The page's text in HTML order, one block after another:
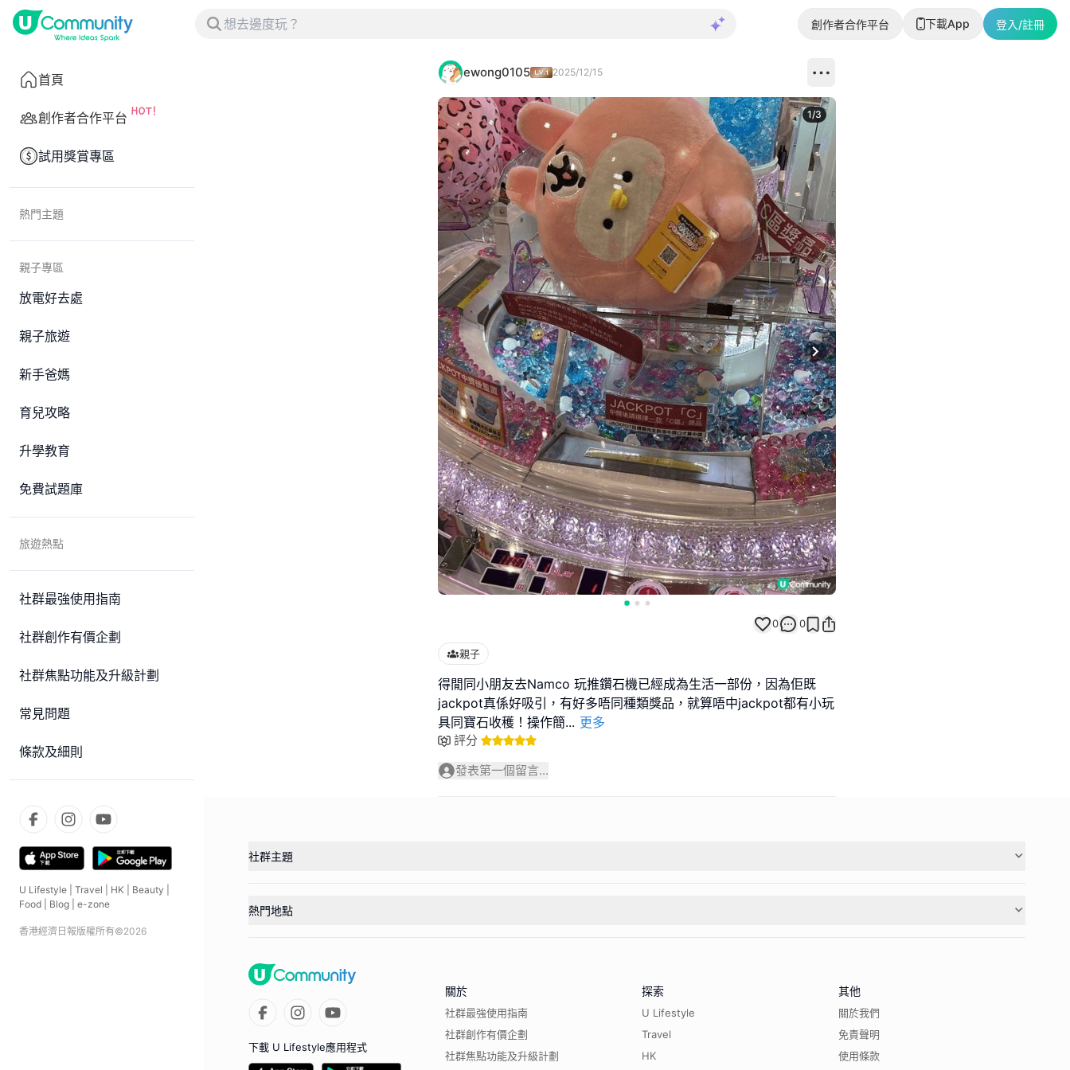
創作者合作平台 下載App 登入/註冊
首頁
創作者合作平台
試用獎賞專區
熱門主題
親子專區
放電好去處
親子旅遊
新手爸媽
育兒攻略
升學教育
免費試題庫
旅遊熱點
社群最強使用指南
社群創作有價企劃
社群焦點功能及升級計劃
常見問題
條款及細則
U Lifestyle Travel HK Beauty
Food
Blog e-zone
香港經濟日報版權所有©2026
ewong0105 2025/12/15
Next slide
1/3
0 0
親子
得閒同小朋友去Namco 玩推鑽石機已經成為生活一部份，因為佢既
jackpot真係好吸引，有好多唔同種類獎品，就算唔中jackpot都有小玩
具同寶石收穫！操作簡... 更多
評分
發表第一個留言...
社群主題
熱門地點
下載 U Lifestyle應用程式
關於
社群最強使用指南
社群創作有價企劃
社群焦點功能及升級計劃
探索
U Lifestyle
Travel
HK
其他
關於我們
免責聲明
使用條款